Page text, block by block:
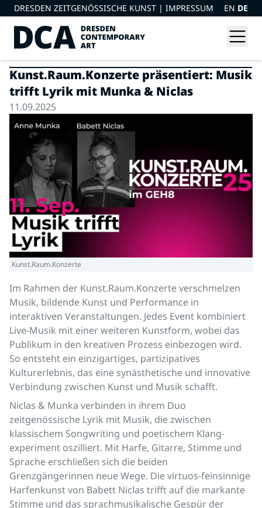
DRESDEN ZEITGENÖSSISCHE KUNST | IMPRESSUM EN DE
Kunst.Raum.Konzerte präsentiert: Musik
trifft Lyrik mit Munka & Niclas
11.09.2025
Kunst.Raum.Konzerte
Im Rahmen der Kunst.Raum.Konzerte verschmelzen
Musik, bildende Kunst und Performance in
interaktiven Veranstaltungen. Jedes Event kombiniert
Live-Musik mit einer weiteren Kunstform, wobei das
Publikum in den kreativen Prozess einbezogen wird.
So entsteht ein einzigartiges, partizipatives
Kulturerlebnis, das eine synästhetische und innovative
Verbindung zwischen Kunst und Musik schafft.
Niclas & Munka verbinden in ihrem Duo
zeitgenössische Lyrik mit Musik, die zwischen
klassischem Songwriting und poetischem Klang-
experiment oszilliert. Mit Harfe, Gitarre, Stimme und
Sprache erschließen sich die beiden
Grenzgängerinnen neue Wege. Die virtuos-feinsinnige
Harfenkunst von Babett Niclas trifft auf die markante
Stimme und das sprachmusikalische Gespür der